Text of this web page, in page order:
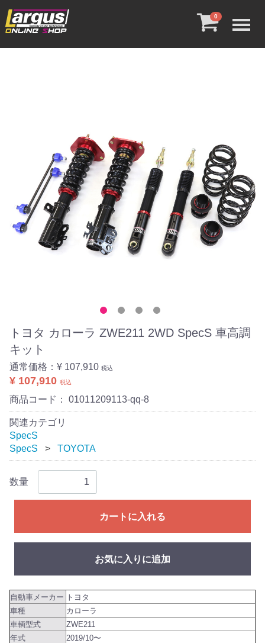
0
トヨタ カローラ ZWE211 2WD SpecS 車高調
キット
通常価格： ¥ 107,910 税込
¥ 107,910 税込
商品コード： 01011209113-qq-8
関連カテゴリ
SpecS
SpecS
TOYOTA
数量
カートに入れる
お気に入りに追加
自動車メーカー トヨタ
車種
カローラ
車輌型式
ZWE211
年式
2019/10〜